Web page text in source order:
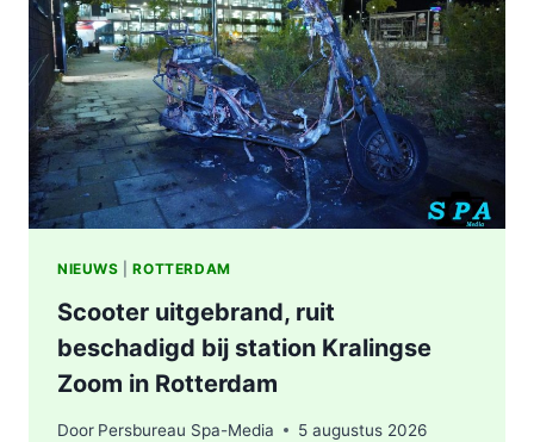
LIEVEN
DE
KEYSTRAAT
IN
ROTTERDAM
NIEUWS |ROTTERDAM
Scooter uitgebrand, ruit
beschadigd bij station Kralingse
Zoom in Rotterdam
Door Persbureau Spa-Media 5 augustus 2026